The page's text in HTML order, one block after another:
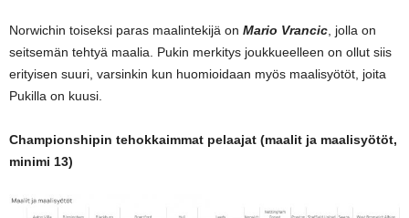
Norwichin toiseksi paras maalintekijä on Mario Vrancic, jolla on
seitsemän tehtyä maalia. Pukin merkitys joukkueelleen on ollut siis
erityisen suuri, varsinkin kun huomioidaan myös maalisyötöt, joita
Pukilla on kuusi.
Championshipin tehokkaimmat pelaajat (maalit ja maalisyötöt,
minimi 13)